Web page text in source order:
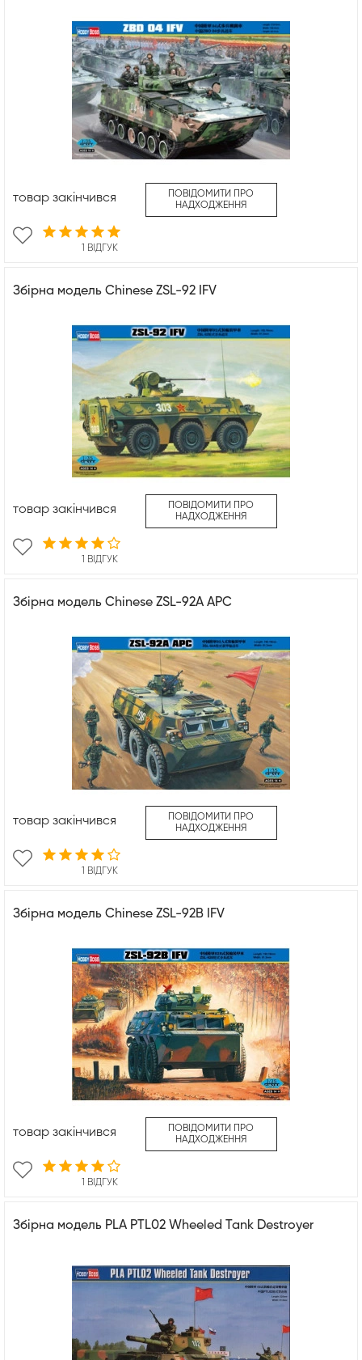
1 ВІДГУК
товар закінчився
ПОВІДОМИТИ ПРО
НАДХОДЖЕННЯ
Збірна модель Chinese ZSL-92 IFV
1 ВІДГУК
товар закінчився
ПОВІДОМИТИ ПРО
НАДХОДЖЕННЯ
Збірна модель Chinese ZSL-92A APC
1 ВІДГУК
товар закінчився
ПОВІДОМИТИ ПРО
НАДХОДЖЕННЯ
Збірна модель Chinese ZSL-92B IFV
1 ВІДГУК
товар закінчився
ПОВІДОМИТИ ПРО
НАДХОДЖЕННЯ
Збірна модель PLA PTL02 Wheeled Tank Destroyer